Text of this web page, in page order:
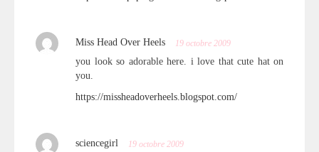
Miss Head Over Heels 19 octobre 2009
you look so adorable here. i love that cute hat on
you.
https://missheadoverheels.blogspot.com/
sciencegirl 19 octobre 2009